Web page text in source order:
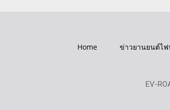
Home ข่าวยานยนต์ไฟ
EV-